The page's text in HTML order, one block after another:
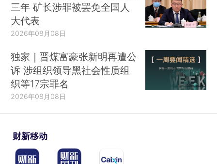
三年 矿长涉罪被罢免全国人
大代表
2026年08月08日
独家｜晋煤富豪张新明再遭公
诉 涉组织领导黑社会性质组
织等17宗罪名
2026年08月08日
财新移动